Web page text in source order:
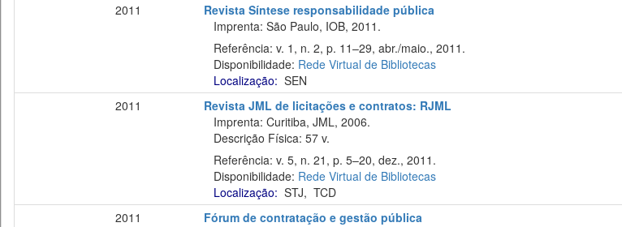
2011
Revista Síntese responsabilidade pública
Imprenta: São Paulo, IOB, 2011.
Referência: v. 1, n. 2, p. 11–29, abr./maio., 2011.
Disponibilidade: Rede Virtual de Bibliotecas
Localização: SEN
2011
Revista JML de licitações e contratos: RJML
Imprenta: Curitiba, JML, 2006.
Descrição Física: 57 v.
Referência: v. 5, n. 21, p. 5–20, dez., 2011.
Disponibilidade: Rede Virtual de Bibliotecas
Localização: STJ, TCD
2011
Fórum de contratação e gestão pública